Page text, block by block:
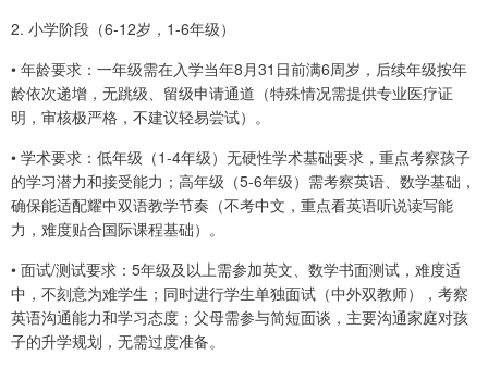
2. 小学阶段（6-12岁，1-6年级）
• 年龄要求：一年级需在入学当年8月31日前满6周岁，后续年级按年
龄依次递增，无跳级、留级申请通道（特殊情况需提供专业医疗证
明，审核极严格，不建议轻易尝试）。
• 学术要求：低年级（1-4年级）无硬性学术基础要求，重点考察孩子
的学习潜力和接受能力；高年级（5-6年级）需考察英语、数学基础，
确保能适配耀中双语教学节奏（不考中文，重点看英语听说读写能
力，难度贴合国际课程基础）。
• 面试/测试要求：5年级及以上需参加英文、数学书面测试，难度适
中，不刻意为难学生；同时进行学生单独面试（中外双教师），考察
英语沟通能力和学习态度；父母需参与简短面谈，主要沟通家庭对孩
子的升学规划，无需过度准备。